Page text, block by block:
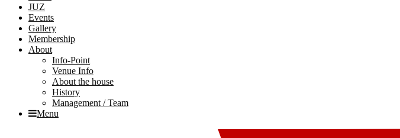
JUZ
Events
Gallery
Membership
About
Info-Point
Venue Info
About the house
History
Management / Team
Menu